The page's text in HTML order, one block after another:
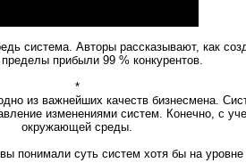
система. Авторы рассказывают, как
прибыли 99 % конкурентов.
*
из важнейших качеств бизнесмена.
изменениями систем. Конечно, с
окружающей среды.
понимали суть систем хотя бы на уровне